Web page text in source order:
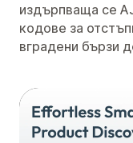
издърпваща се
кодове за
вградени бързи